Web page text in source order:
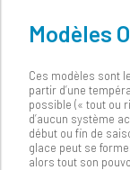
Modèles
Ces modèles sont
partir d’une
possible (« tout ou
d’aucun système
début ou fin de
glace peut se
alors tout son